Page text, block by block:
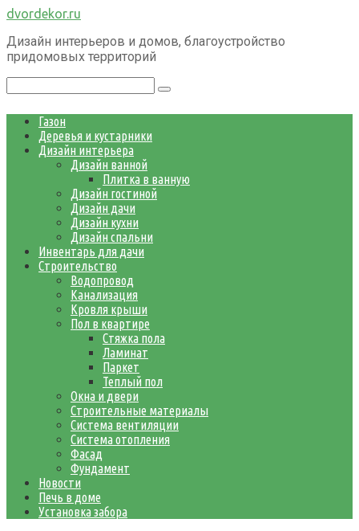
Перейти
контенту
dvordekor.ru
Дизайн интерьеров и домов, благоустройство
придомовых территорий
Газон
Деревья и кустарники
Дизайн интерьера
Дизайн ванной
Плитка в ванную
Дизайн гостиной
Дизайн дачи
Дизайн кухни
Дизайн спальни
Инвентарь для дачи
Строительство
Водопровод
Канализация
Кровля крыши
Пол в квартире
Стяжка пола
Ламинат
Паркет
Теплый пол
Окна и двери
Строительные материалы
Система вентиляции
Система отопления
Фасад
Фундамент
Новости
Печь в доме
Установка забора